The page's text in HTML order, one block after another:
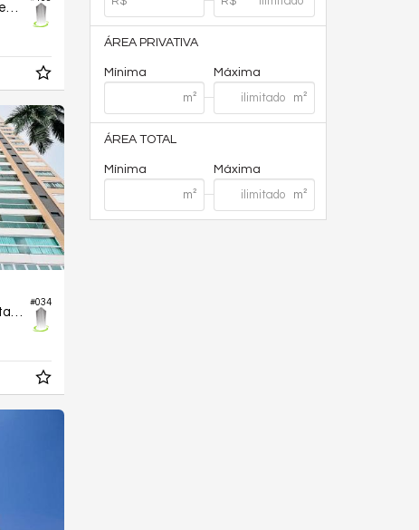
ÁREA PRIVATIVA
Mínima Máxima
ÁREA TOTAL
Mínima Máxima
#034